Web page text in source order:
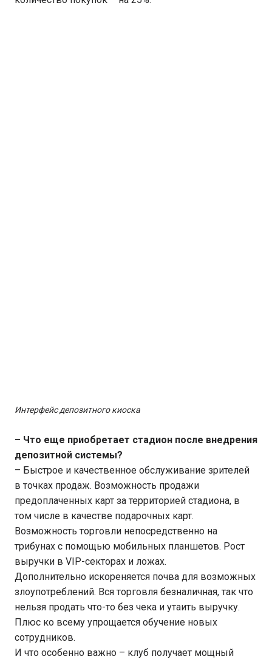
Интерфейс депозитного киоска
– Что еще приобретает стадион после внедрения
депозитной системы?
– Быстрое и качественное обслуживание зрителей
в точках продаж. Возможность продажи
предоплаченных карт за территорией стадиона, в
том числе в качестве подарочных карт.
Возможность торговли непосредственно на
трибунах с помощью мобильных планшетов. Рост
выручки в VIP-секторах и ложах.
Дополнительно искореняется почва для возможных
злоупотреблений. Вся торговля безналичная, так что
нельзя продать что-то без чека и утаить выручку.
Плюс ко всему упрощается обучение новых
сотрудников.
И что особенно важно – клуб получает мощный